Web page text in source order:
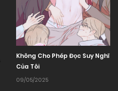
Không Cho Phép Đọc Suy Nghĩ
Của Tôi
09/05/2025